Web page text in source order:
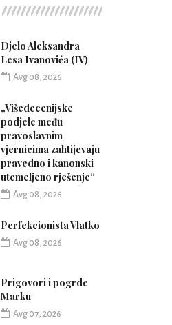
Djelo Aleksandra
Lesa Ivanovića (IV)
Avg 08, 2026
„Višedecenijske
podjele među
pravoslavnim
vjernicima zahtijevaju
pravedno i kanonski
utemeljeno rješenje“
Avg 08, 2026
Perfekcionista Vlatko
Avg 08, 2026
Prigovori i pogrde
Marku
Avg 07, 2026